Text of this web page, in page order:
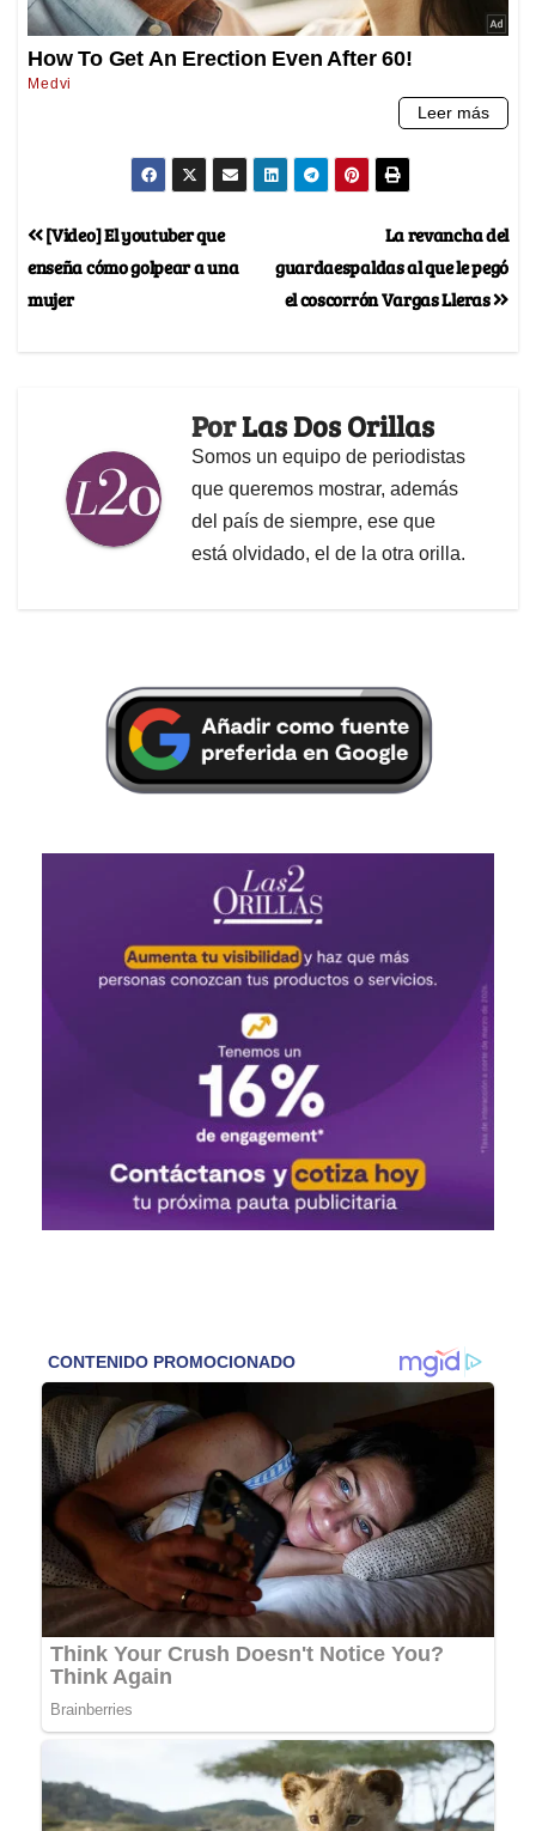
La revancha del
guardaespaldas al que le pegó
el coscorrón Vargas Lleras
[Video] El youtuber que
enseña cómo golpear a una
mujer
PorLas Dos Orillas
Somos un equipo de periodistas
que queremos mostrar, además
del país de siempre, ese que
está olvidado, el de la otra orilla.